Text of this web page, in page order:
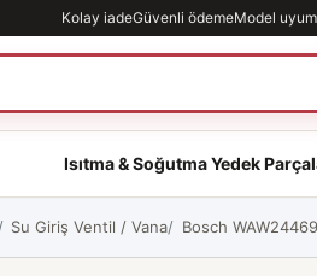
Kolay iadeGüvenli ödemeModel
Isıtma & Soğutma Yedek
Su Giriş Ventil / Vana Bosch